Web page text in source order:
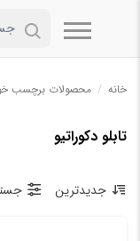
خانه / محصولات برچسب
تابلو دکوراتیو
جدیدترین